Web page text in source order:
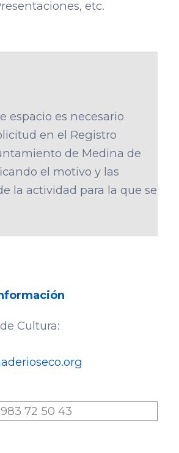
etc.
espacio es necesario
en el Registro
de Medina de
el motivo y las
la actividad para la que se
Cultura:
983 72 50 43